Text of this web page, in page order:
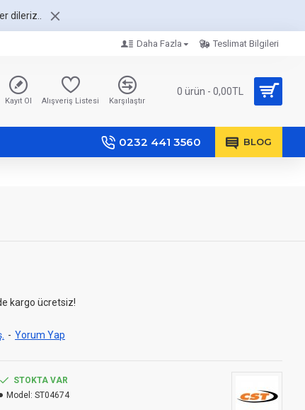
dileriz..
Daha Fazla Teslimat Bilgileri
Kayıt Ol Alışveriş Listesi Karşılaştır
0 ürün - 0,00TL
0232 441 3560 BLOG
kargo ücretsiz!
- Yorum Yap
STOKTA VAR
Model: ST04674